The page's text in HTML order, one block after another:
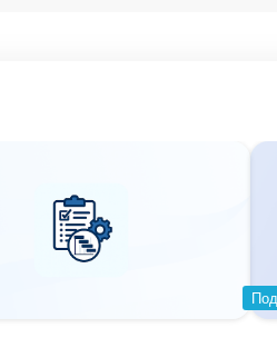
опции - копировать или
конверсии по